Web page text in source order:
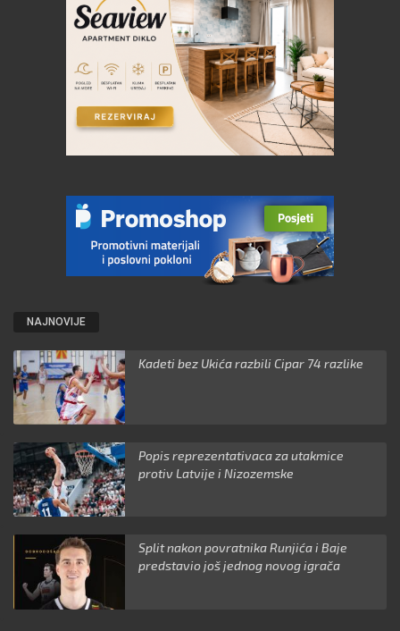
NAJNOVIJE
Kadeti bez Ukića razbili Cipar 74 razlike
Popis reprezentativaca za utakmice
protiv Latvije i Nizozemske
Split nakon povratnika Runjića i Baje
predstavio još jednog novog igrača